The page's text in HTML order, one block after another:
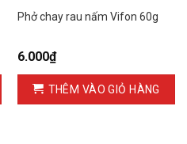
Phở chay rau nấm Vifon 60g
6.000₫
THÊM VÀO GIỎ HÀNG